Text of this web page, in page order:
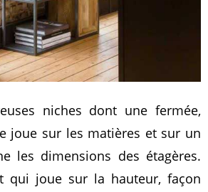
niches dont une fermée,
joue sur les matières et sur un
les dimensions des étagères.
qui joue sur la hauteur, façon